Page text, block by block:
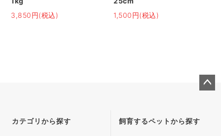
3,850円(税込)
1,500円(税込)
カテゴリから探す 飼育するペットから探す